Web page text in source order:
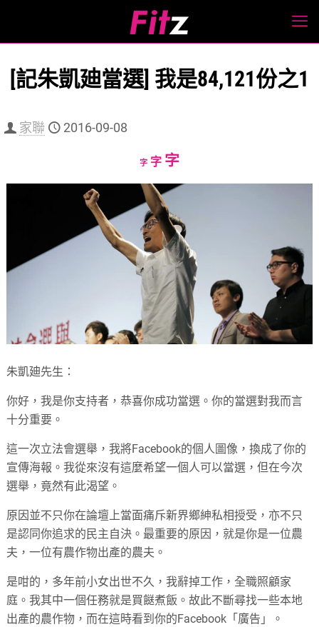
[記朱凱廸當選] 我是84,121份之1
家聯 2016-09-08
字Decrease
size.
字Reset
size.
字Increase
朱凱廸先生：
你好，我是你支持者，恭喜你成功當選。你的當選對我而言
十分重要。
這一次立法會選舉，我將Facebook的個人圖像，換成了你的
宣傳海報。我從來沒有這麼希望一個人可以當選，但在今次
選舉，竟然有此渴望。
原因並不只你在論壇上當面痛斥新界鄉紳私相授受，亦不只
是認同你追求的民主自決。最重要的原因，就是你是一位農
夫，一位有農作物出產的農夫。
是咁的，多年前小女出世不久，我辭掉工作，全職照顧家
庭。我其中一個任務就是買餸煮飯。故此不斷尋找一些本地
出產的農作物，而在這時看到你的Facebook「廣告」。